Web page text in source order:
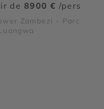
de 8900 € /pers
Zambezi - Parc